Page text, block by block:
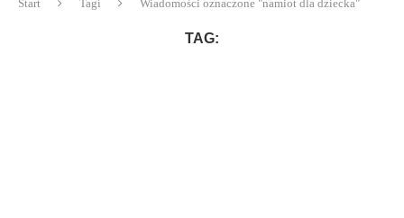
Start Tagi Wiadomości oznaczone "namiot dla dziecka"
TAG: